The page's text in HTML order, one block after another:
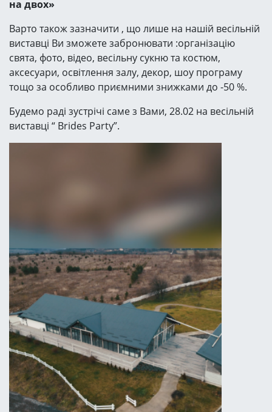
на двох»
Варто також зазначити , що лише на нашій весільній
виставці Ви зможете забронювати :організацію
свята, фото, відео, весільну сукню та костюм,
аксесуари, освітлення залу, декор, шоу програму
тощо за особливо приємними знижками до -50 %.
Будемо раді зустрічі саме з Вами, 28.02 на весільній
виставці “ Brides Party”.